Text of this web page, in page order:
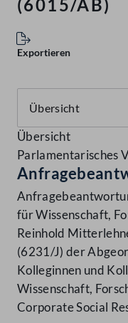
(6015/AB)
Exportieren
Übersicht
Parlamentarisches
für Wissenschaft,
Reinhold
(6231/J) der
Kolleginnen und
Wissenschaft,
Corporate Social